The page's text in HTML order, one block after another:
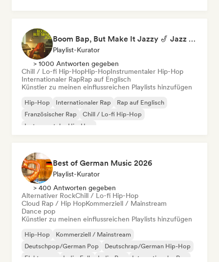
Boom Bap, But Make It Jazzy 🎷 Jazz Rap, Underground & Conscious Hip-Hop
Playlist-Kurator
> 1000 Antworten gegeben
Chill / Lo-fi Hip-HopHip-HopInstrumentaler Hip-Hop
Internationaler RapRap auf Englisch
Künstler zu meinen einflussreichen Playlists hinzufügen
Hip-Hop Internationaler Rap
Rap auf Englisch
Französischer Rap
Chill / Lo-fi Hip-Hop
Instrumentaler Hip-Hop
Best of German Music 2026
Playlist-Kurator
> 400 Antworten gegeben
Alternativer RockChill / Lo-fi Hip-Hop
Cloud Rap / Hip HopKommerziell / Mainstream
Dance pop
Künstler zu meinen einflussreichen Playlists hinzufügen
Hip-Hop
Kommerziell / Mainstream
Deutschpop/German Pop
Deutschrap/German Hip-Hop
Elektropop
Indie-Folk Indie-Pop Internationaler Pop